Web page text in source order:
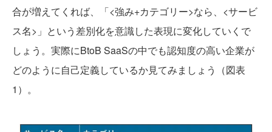
合が増えてくれば、「<強み+カテゴリー>なら、<サービ
ス名>」という差別化を意識した表現に変化していくで
しょう。実際にBtoB SaaSの中でも認知度の高い企業が
どのように自己定義しているか見てみましょう（図表
1）。